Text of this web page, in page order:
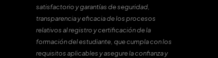
satisfactorio y garantías de seguridad,
transparencia y eficacia de los procesos
relativos al registro y certificación de la
formación del estudiante, que cumpla con los
requisitos aplicables y asegure la confianza y